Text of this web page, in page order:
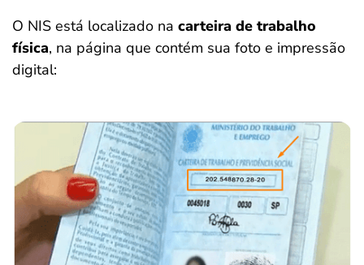
O NIS está localizado na carteira de trabalho
física, na página que contém sua foto e impressão
digital: